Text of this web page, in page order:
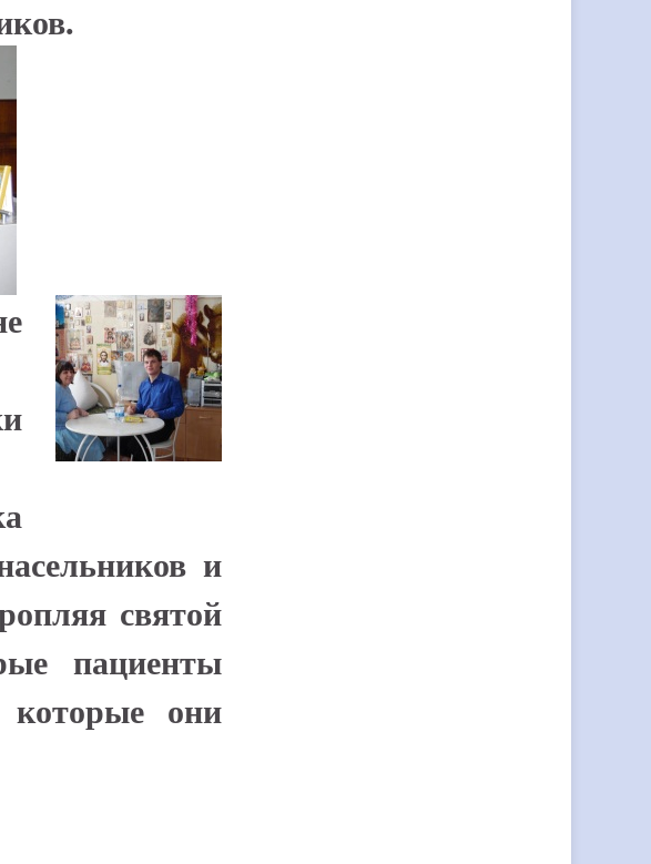
и
святой
пациенты
они